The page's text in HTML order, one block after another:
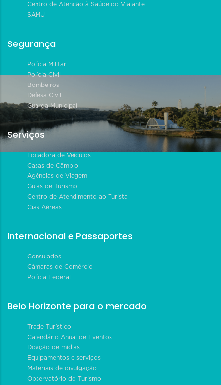
Centro de Atenção à Saúde do Viajante
SAMU
Segurança
Polícia Militar
Polícia Civil
Bombeiros
Defesa Civil
Guarda Municipal
Serviços
Locadora de Veículos
Casas de Câmbio
Agências de Viagem
Guias de Turismo
Centro de Atendimento ao Turista
Cias Aéreas
Internacional e Passaportes
Consulados
Câmaras de Comércio
Polícia Federal
Belo Horizonte para o mercado
Trade Turístico
Calendário Anual de Eventos
Doação de mídias
Equipamentos e serviços
Materiais de divulgação
Observatório do Turismo